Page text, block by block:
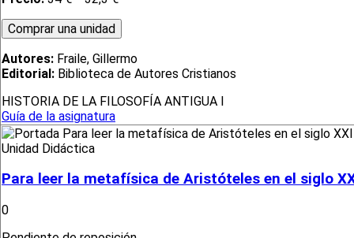
Autores: Fraile, Gillermo
Editorial: Biblioteca de Autores Cristianos
HISTORIA DE LA FILOSOFÍA ANTIGUA I
Guía de la asignatura
Unidad Didáctica
Para leer la metafísica de Aristóteles en el siglo
0